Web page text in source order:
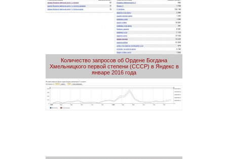
Количество запросов об Ордене Богдана
Хмельницкого первой степени (СССР) в Яндекс в
январе 2016 года